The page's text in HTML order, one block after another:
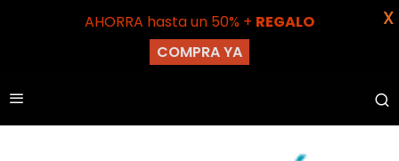
AHORRA hasta un 50% + REGALO
COMPRA YA
X